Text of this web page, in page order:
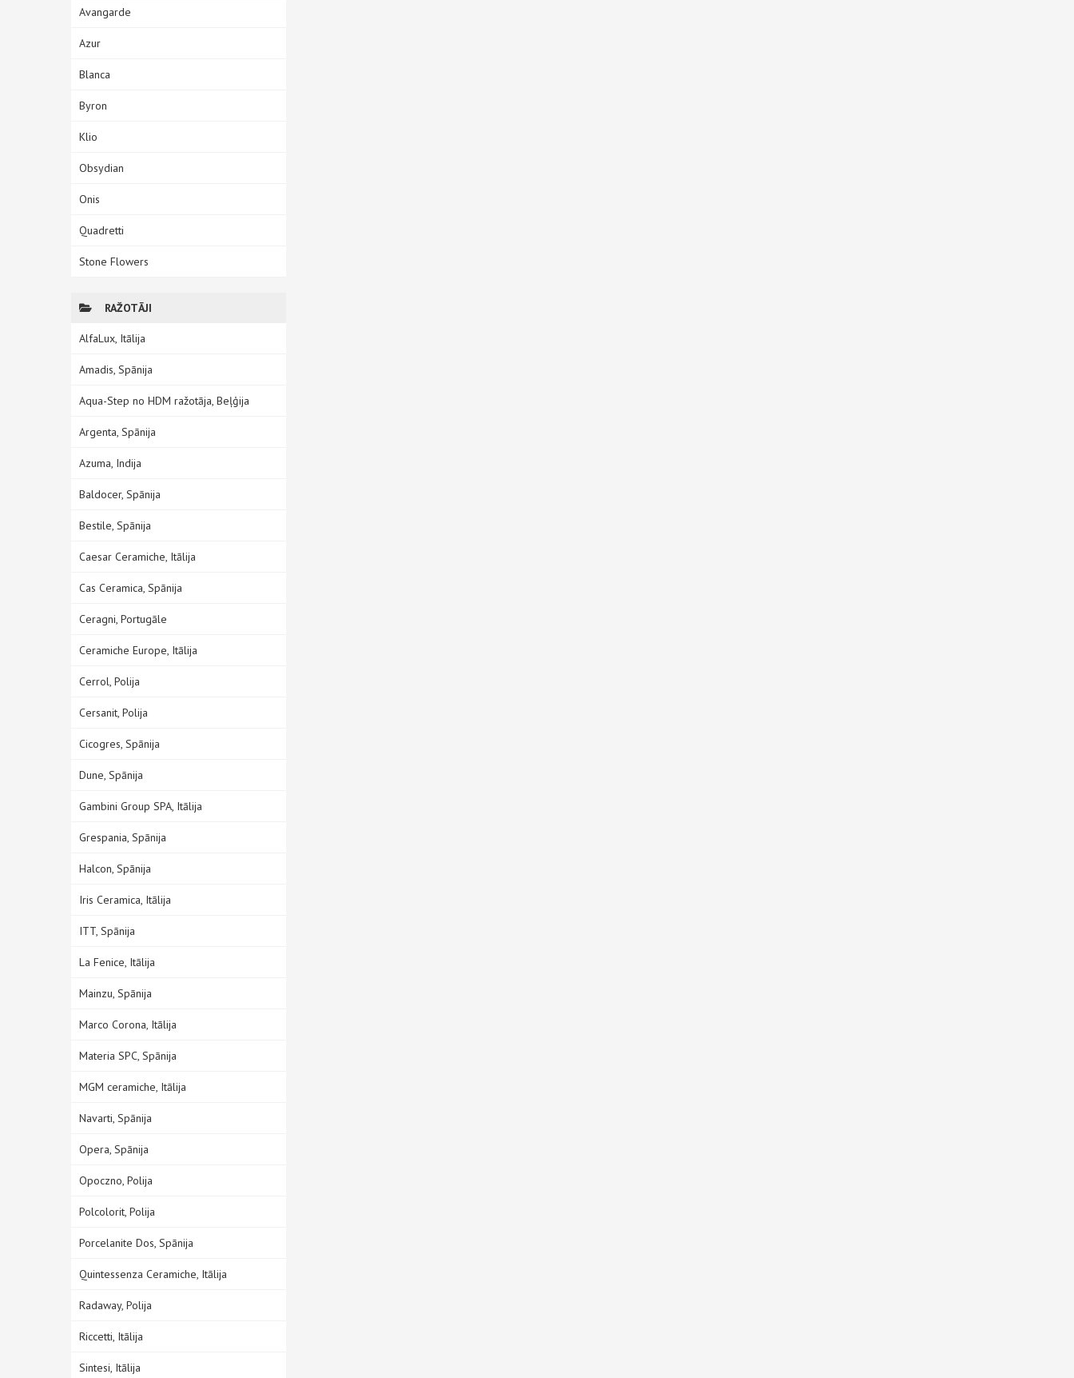
Avangarde
Azur
Blanca
Byron
Klio
Obsydian
Onis
Quadretti
Stone Flowers
RAŽOTĀJI
AlfaLux, Itālija
Amadis, Spānija
Aqua-Step no HDM ražotāja, Beļģija
Argenta, Spānija
Azuma, Indija
Baldocer, Spānija
Bestile, Spānija
Caesar Ceramiche, Itālija
Cas Ceramica, Spānija
Ceragni, Portugāle
Ceramiche Europe, Itālija
Cerrol, Polija
Cersanit, Polija
Cicogres, Spānija
Dune, Spānija
Gambini Group SPA, Itālija
Grespania, Spānija
Halcon, Spānija
Iris Ceramica, Itālija
ITT, Spānija
La Fenice, Itālija
Mainzu, Spānija
Marco Corona, Itālija
Materia SPC, Spānija
MGM ceramiche, Itālija
Navarti, Spānija
Opera, Spānija
Opoczno, Polija
Polcolorit, Polija
Porcelanite Dos, Spānija
Quintessenza Ceramiche, Itālija
Radaway, Polija
Riccetti, Itālija
Sintesi, Itālija